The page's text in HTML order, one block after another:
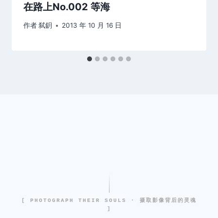
在路上No.002 等海
作者弑鈅 2013 年 10 月 16 日
[ PHOTOGRAPH THEIR SOULS · 摄取影像背后的灵魂
]